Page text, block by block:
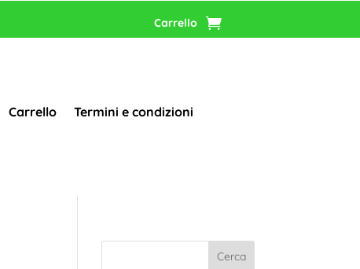
Carrello
Carrello Termini e condizioni